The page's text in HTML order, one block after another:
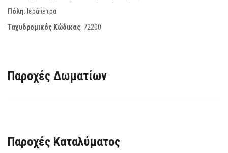
Πόλη: Ιεράπετρα
Ταχυδρομικός Κώδικας: 72200
Παροχές Δωματίων
Παροχές Καταλύματος